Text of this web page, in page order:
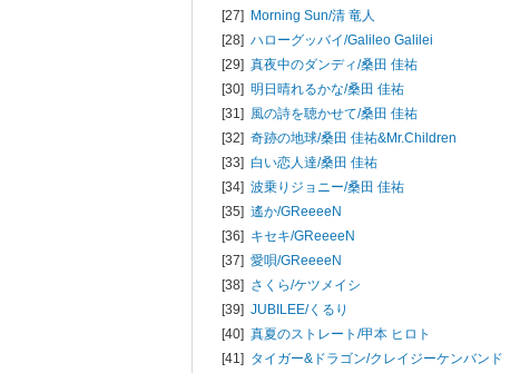
[27] Morning Sun/清 竜人
[28] ハローグッバイ/Galileo Galilei
[29] 真夜中のダンディ/桑田 佳祐
[30] 明日晴れるかな/桑田 佳祐
[31] 風の詩を聴かせて/桑田 佳祐
[32] 奇跡の地球/桑田 佳祐&Mr.Children
[33] 白い恋人達/桑田 佳祐
[34] 波乗りジョニー/桑田 佳祐
[35] 遙か/GReeeeN
[36] キセキ/GReeeeN
[37] 愛唄/GReeeeN
[38] さくら/ケツメイシ
[39] JUBILEE/くるり
[40] 真夏のストレート/甲本 ヒロト
[41] タイガー&ドラゴン/クレイジーケンバンド